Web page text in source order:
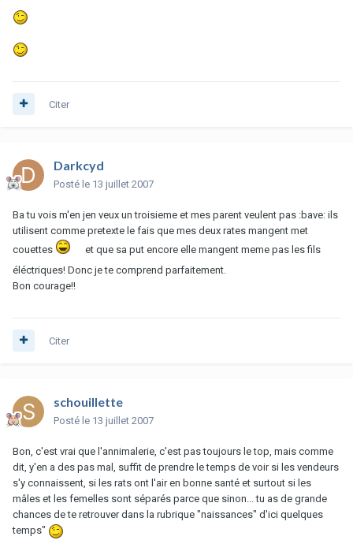
Citer
Darkcyd
Posté le 13 juillet 2007
Ba tu vois m'en jen veux un troisieme et mes parent veulent pas :bave: ils
utilisent comme pretexte le fais que mes deux rates mangent met
couettes
et que sa put encore elle mangent meme pas les fils
éléctriques! Donc je te comprend parfaitement.
Bon courage!!
Citer
schouillette
Posté le 13 juillet 2007
Bon, c'est vrai que l'annimalerie, c'est pas toujours le top, mais comme
dit, y'en a des pas mal, suffit de prendre le temps de voir si les vendeurs
s'y connaissent, si les rats ont l'air en bonne santé et surtout si les
mâles et les femelles sont séparés parce que sinon... tu as de grande
chances de te retrouver dans la rubrique "naissances" d'ici quelques
temps"